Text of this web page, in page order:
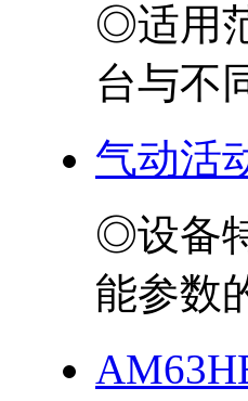
◎适用
台与不
气动活
◎设备
能参数